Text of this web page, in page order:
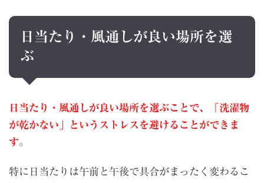
日当たり・風通しが良い場所を選
ぶ
日当たり・風通しが良い場所を選ぶことで、「洗濯物
が乾かない」というストレスを避けることができま
す。
特に日当たりは午前と午後で具合がまったく変わるこ